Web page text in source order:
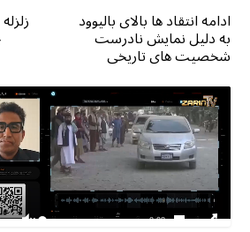
ادامه انتقاد ها بالای بالیوود
به دلیل نمایش نادرست
شخصیت های تاریخی